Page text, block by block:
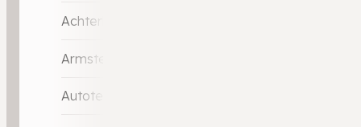
Achterbank verstelbaar
Armsteun voor
Autotelefoonvoorbereiding met Bluetooth